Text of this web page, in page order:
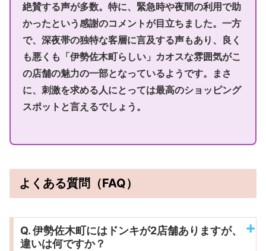
絶賛する声が多数。特に、緊急時や夜間の利用で助
かったという感謝のコメントが目立ちました。一方
で、 深夜帯の独特な客層に言及する声もあり、良く
も悪くも「伊勢佐木町らしい」カオスな雰囲気がこ
の店舗の魅力の一部となっているようです。まさ
に、刺激を求める人にとっては最高のショッピング
スポットと言えるでしょう。
よくある質問（FAQ）
Q. 伊勢佐木町にはドンキが2店舗ありますが、
違いは何ですか？